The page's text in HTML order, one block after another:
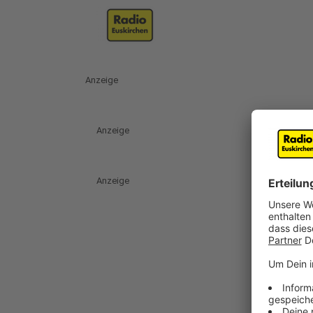
Anzeige
Anzeige
Anzeige